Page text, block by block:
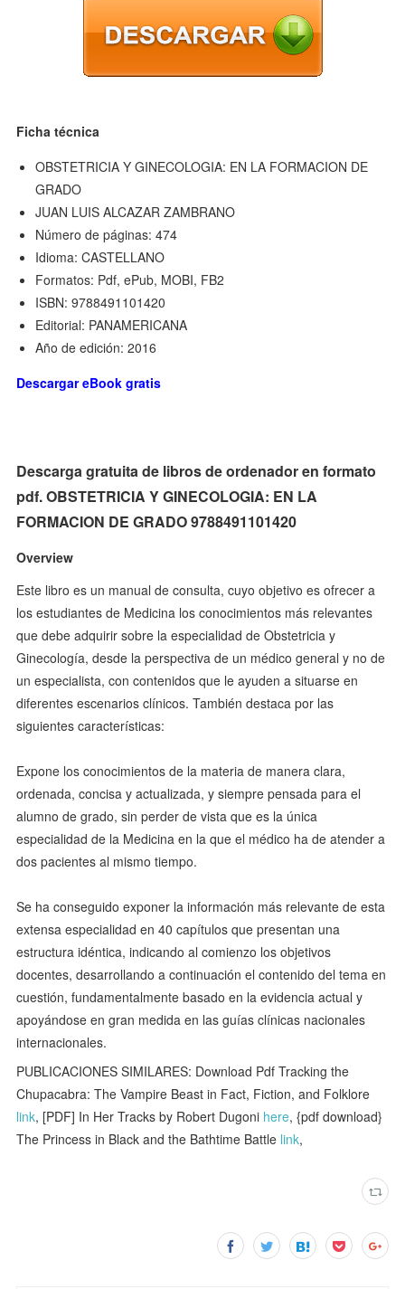
Ficha técnica
OBSTETRICIA Y GINECOLOGIA: EN LA FORMACION DE
GRADO
JUAN LUIS ALCAZAR ZAMBRANO
Número de páginas: 474
Idioma: CASTELLANO
Formatos: Pdf, ePub, MOBI, FB2
ISBN: 9788491101420
Editorial: PANAMERICANA
Año de edición: 2016
Descargar eBook gratis
Descarga gratuita de libros de ordenador en formato
pdf. OBSTETRICIA Y GINECOLOGIA: EN LA
FORMACION DE GRADO 9788491101420
Overview
Este libro es un manual de consulta, cuyo objetivo es ofrecer a
los estudiantes de Medicina los conocimientos más relevantes
que debe adquirir sobre la especialidad de Obstetricia y
Ginecología, desde la perspectiva de un médico general y no de
un especialista, con contenidos que le ayuden a situarse en
diferentes escenarios clínicos. También destaca por las
siguientes características:
Expone los conocimientos de la materia de manera clara,
ordenada, concisa y actualizada, y siempre pensada para el
alumno de grado, sin perder de vista que es la única
especialidad de la Medicina en la que el médico ha de atender a
dos pacientes al mismo tiempo.
Se ha conseguido exponer la información más relevante de esta
extensa especialidad en 40 capítulos que presentan una
estructura idéntica, indicando al comienzo los objetivos
docentes, desarrollando a continuación el contenido del tema en
cuestión, fundamentalmente basado en la evidencia actual y
apoyándose en gran medida en las guías clínicas nacionales
internacionales.
PUBLICACIONES SIMILARES: Download Pdf Tracking the
Chupacabra: The Vampire Beast in Fact, Fiction, and Folklore
link, [PDF] In Her Tracks by Robert Dugoni here, {pdf download}
The Princess in Black and the Bathtime Battle link,